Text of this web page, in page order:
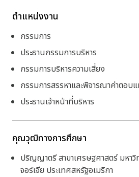
ตำแหน่งงาน
กรรมการ
ประธานกรรมการบริหาร
กรรมการบริหารความเสี่ยง
กรรมการสรรหาและพิจารณาค่าตอบ
ประธานเจ้าหน้าที่บริหาร
คุณวุฒิทางการศึกษา
ปริญญาตรี สาขาเศรษฐศาสตร์ มหาวิ
จอร์เจีย ประเทศสหรัฐอเมริกา